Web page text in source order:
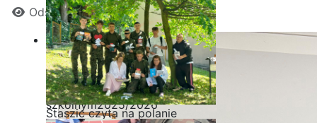
Ostatnia garść certyfikatów
Akademii CISCO w roku
szkolnym2025/2026
Staszic czyta na polanie
Odsłon: 680